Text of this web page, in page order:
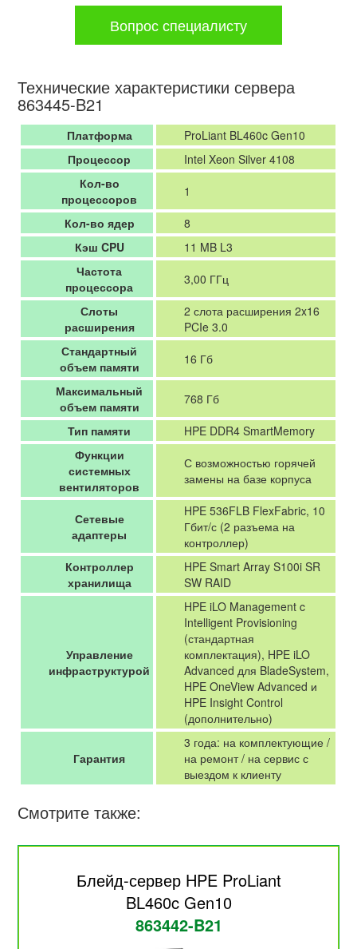
Вопрос специалисту
Технические характеристики сервера
863445-B21
Платформа
ProLiant BL460c Gen10
Процессор
Intel Xeon Silver 4108
Кол-во
процессоров
1
Кол-во ядер
8
Кэш CPU
11 MB L3
Частота
процессора
3,00 ГГц
Слоты
расширения
2 слота расширения 2x16
PCIe 3.0
Стандартный
объем памяти
16 Гб
Максимальный
объем памяти
768 Гб
Тип памяти
HPE DDR4 SmartMemory
Функции
системных
вентиляторов
С возможностью горячей
замены на базе корпуса
Сетевые
адаптеры
HPE 536FLB FlexFabric, 10
Гбит/с (2 разъема на
контроллер)
Контроллер
хранилища
HPE Smart Array S100i SR
SW RAID
Управление
инфраструктурой
HPE iLO Management c
Intelligent Provisioning
(стандартная
комплектация), HPE iLO
Advanced для BladeSystem,
HPE OneView Advanced и
HPE Insight Control
(дополнительно)
Гарантия
3 года: на комплектующие /
на ремонт / на сервис с
выездом к клиенту
Смотрите также:
Блейд-сервер HPE ProLiant
BL460c Gen10
863442-B21